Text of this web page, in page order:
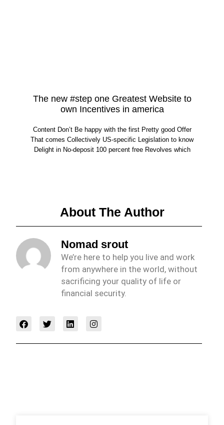
The new #step one Greatest Website to
own Incentives in america
Content Don’t Be happy with the first Pretty good Offer
That comes Collectively US-specific Legislation to know
Delight in No-deposit 100 percent free Revolves which
About The Author
Nomad srout
We’re here to help you live and work
from anywhere in the world, without
sacrificing your quality of life or
financial security.
F
a
e
T
w
t
L
i
k
I
n
t